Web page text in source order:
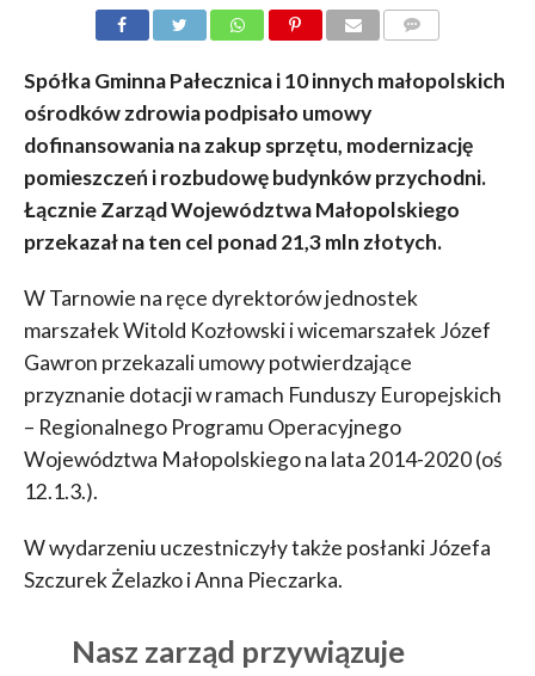
Spółka Gminna Pałecznica i 10 innych małopolskich
ośrodków zdrowia podpisało umowy
dofinansowania na zakup sprzętu, modernizację
pomieszczeń i rozbudowę budynków przychodni.
Łącznie Zarząd Województwa Małopolskiego
przekazał na ten cel ponad 21,3 mln złotych.
W Tarnowie na ręce dyrektorów jednostek
marszałek Witold Kozłowski i wicemarszałek Józef
Gawron przekazali umowy potwierdzające
przyznanie dotacji w ramach Funduszy Europejskich
– Regionalnego Programu Operacyjnego
Województwa Małopolskiego na lata 2014-2020 (oś
12.1.3.).
W wydarzeniu uczestniczyły także posłanki Józefa
Szczurek Żelazko i Anna Pieczarka.
Nasz zarząd przywiązuje